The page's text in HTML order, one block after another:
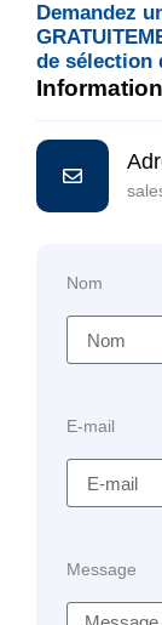
Demandez
de sélection
Nom
E-mail
Message